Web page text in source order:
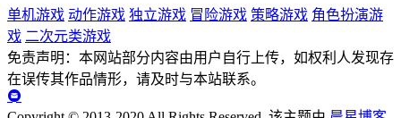
单机游戏 动作游戏 独立游戏 冒险游戏 策略游戏 角色扮演游
戏 二次元类游戏
免责声明：本网站部分内容由用户自行上传，如权利人发现存
在误传其作品情形，请及时与本站联系。